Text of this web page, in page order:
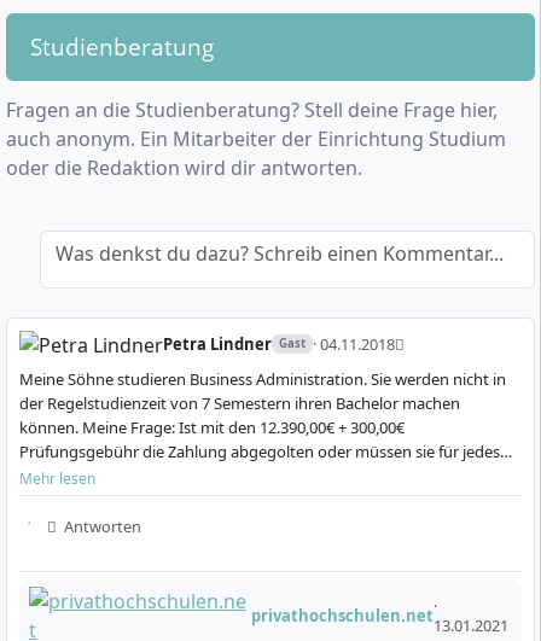
Für das Studium solltest du folgende persönliche
Voraussetzungen mitbringen:
Themen und wirtschaftlichen Zusammenhängen
Eigenmotivation und Zeitmanagement, um
Studium, Job und privates Umfeld zu koordinieren
oder Online-Veranstaltungen
Teamfähigkeit und Kommunikationsvermögen,
etwa für Gruppenarbeiten und Präsentationen
Offenheit für digitale Lernformate und neue
technische Tools
Führungskompetenz
Mitarbeiterinnen und Mitarbeiter zu motivieren
und als angehende Führungskraft zu agieren.
Unternehmerische Entscheidungen: Du
erarbeitest dir Methoden für
das Management komplexer Situationen.
Aktuelle Themen: Es werden Schwerpunkte wie
digitale Transformation, Nachhaltigkeit und
Künstliche Intelligenz angeboten – durch
Wahlmodule und Spezialisierungen kannst du
Interessen gezielt vertiefen.
Internationalität & interkulturelle Kompetenz
Optional kannst du an Summer und Spring
Schools im Ausland teilnehmen und deine
Fremdsprachen sowie interkulturelle Fähigkeiten
ausbauen.
Nach Abschluss verfügst du über einen staatlich und
international anerkannten Hochschulabschluss. Damit
bist du für anspruchsvolle Aufgaben in allen Bereichen
Studienberatung
Fragen an die Studienberatung? Stell deine Frage hier,
auch anonym. Ein Mitarbeiter der Einrichtung Studium
oder die Redaktion wird dir antworten.
Was denkst du dazu? Schreib einen Kommentar...
Petra Lindner Gast · 04.11.2018
Meine Söhne studieren Business Administration. Sie werden nicht in
der Regelstudienzeit von 7 Semestern ihren Bachelor machen
können. Meine Frage: Ist mit den 12.390,00€ + 300,00€
Prüfungsgebühr die Zahlung abgegolten oder müssen sie für jedes
Semester, das sie länger zum Bachelor benötigen, weit…
Mehr lesen
Antworten
privathochschulen.net·
13.01.2021